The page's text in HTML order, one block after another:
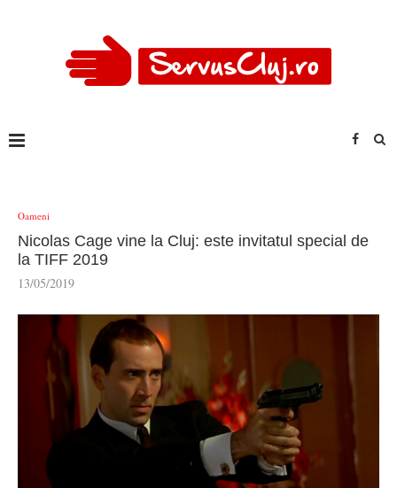
Oameni
Nicolas Cage vine la Cluj: este invitatul special de
la TIFF 2019
13/05/2019